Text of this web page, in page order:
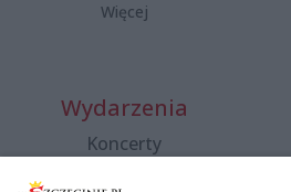
Więcej
Wydarzenia
Koncerty